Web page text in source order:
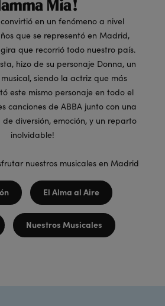
Mia!
en un fenómeno a nivel
que se representó en Madrid,
que recorrió todo nuestro país.
hizo de su personaje Donna, un
siendo la actriz que más
este mismo personaje en todo el
canciones de ABBA junto con una
diversión, emoción, y un reparto
inolvidable!
nuestros musicales en Madrid
El Alma al Aire
Nuestros Musicales